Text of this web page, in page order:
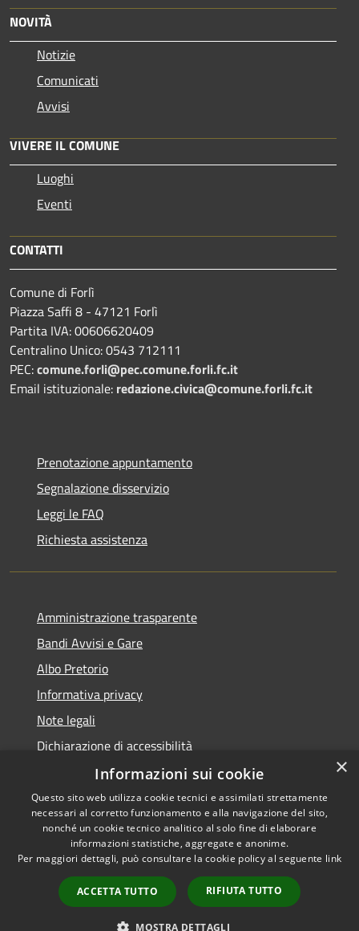
NOVITÀ
Notizie
Comunicati
Avvisi
VIVERE IL COMUNE
Luoghi
Eventi
CONTATTI
Comune di Forlì
Piazza Saffi 8 - 47121 Forlì
Partita IVA: 00606620409
Centralino Unico: 0543 712111
PEC:comune.forli@pec.comune.forli.fc.it
Email istituzionale: redazione.civica@comune.forli.fc.it
Prenotazione appuntamento
Segnalazione disservizio
Leggi le FAQ
Richiesta assistenza
Amministrazione trasparente
Bandi Avvisi e Gare
Albo Pretorio
Informativa privacy
Note legali
Dichiarazione di accessibilità
Accessibilità
Privacy
Mappa del sito
Piano di miglioramento
Copyright © 2026 • Comune di
Forlì • Powered by
Municipium•Accesso
redazione
×
Informazioni sui cookie
Questo sito web utilizza cookie tecnici e assimilati strettamente
necessari al corretto funzionamento e alla navigazione del sito,
nonché un cookie tecnico analitico al solo fine di elaborare
informazioni statistiche, aggregate e anonime.
Per maggiori dettagli, può consultare la cookie policy al seguente link
ACCETTA TUTTO RIFIUTA TUTTO
MOSTRA DETTAGLI